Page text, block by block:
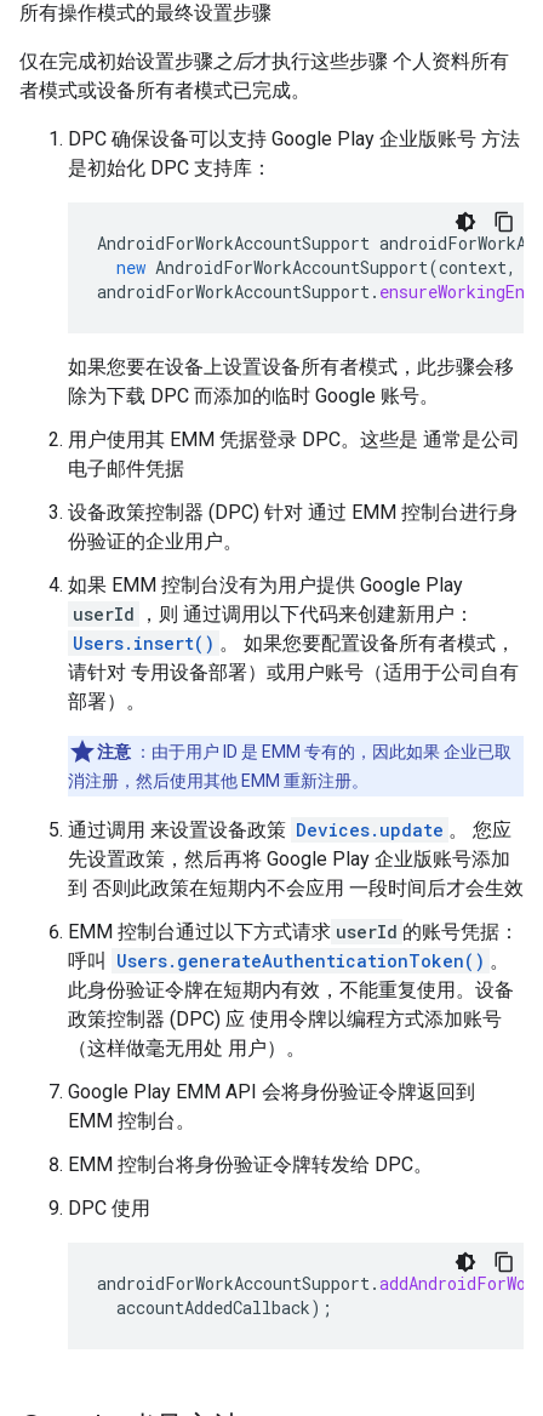
所有操作模式的最终设置步骤
仅在完成初始设置步骤之后才执行这些步骤 个人资料所有
者模式或设备所有者模式已完成。
DPC 确保设备可以支持 Google Play 企业版账号 方法
是初始化 DPC 支持库：
AndroidForWorkAccountSupport
new AndroidForWorkAccountSupport(context,
androidForWorkAccountSupport.
如果您要在设备上设置设备所有者模式，此步骤会移
除为下载 DPC 而添加的临时 Google 账号。
用户使用其 EMM 凭据登录 DPC。这些是 通常是公司
电子邮件凭据
设备政策控制器 (DPC) 针对 通过 EMM 控制台进行身
份验证的企业用户。
如果 EMM 控制台没有为用户提供 Google Play
userId
，则 通过调用以下代码来创建新用户：
Users.insert() 。 如果您要配置设备所有者模式，
请针对 专用设备部署）或用户账号（适用于公司自有
部署）。
注意 ：由于用户 ID 是 EMM 专有的，因此如果 企业已取
消注册，然后使用其他 EMM 重新注册。
通过调用 来设置设备政策 Devices.update 。 您应
先设置政策，然后再将 Google Play 企业版账号添加
到 否则此政策在短期内不会应用 一段时间后才会生效
EMM 控制台通过以下方式请求 userId 的账号凭据：
呼叫
Users.generateAuthenticationToken() 。
此身份验证令牌在短期内有效，不能重复使用。设备
政策控制器 (DPC) 应 使用令牌以编程方式添加账号
（这样做毫无用处 用户）。
Google Play EMM API 会将身份验证令牌返回到
EMM 控制台。
EMM 控制台将身份验证令牌转发给 DPC。
DPC 使用
androidForWorkAccountSupport.
accountAddedCallback);